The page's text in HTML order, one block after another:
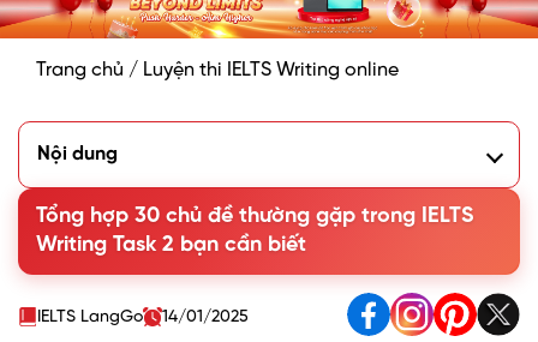
Trang chủ / Luyện thi IELTS Writing online
Nội dung
2. 30 chủ đề thường gặp trong IELTS Writing Task 2
3. Tham khảo một số sample IELTS Writing Task 2 hay
Tổng hợp 30 chủ đề thường gặp trong IELTS
Writing Task 2 bạn cần biết
IELTS LangGo 14/01/2025